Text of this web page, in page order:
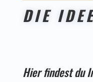
DIE
Hier findest du